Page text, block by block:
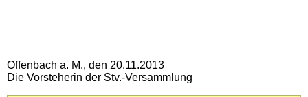
Offenbach a. M., den 20.11.2013
Die Vorsteherin der Stv.-Versammlung